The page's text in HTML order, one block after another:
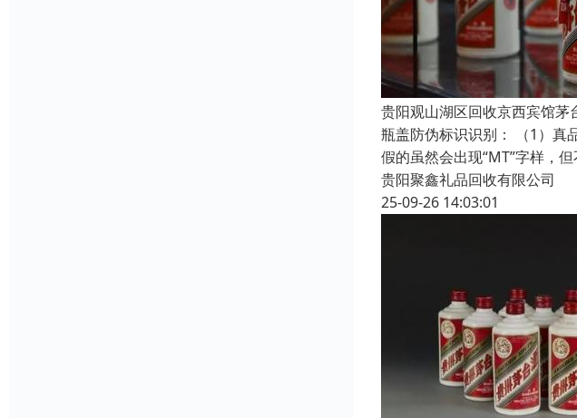
贵阳观山湖区回收京西宾馆茅
瓶盖防伪标识识别： （1）真
假的虽然会出现“MT”字样，
贵阳聚鑫礼品回收有限公司
25-09-26 14:03:01